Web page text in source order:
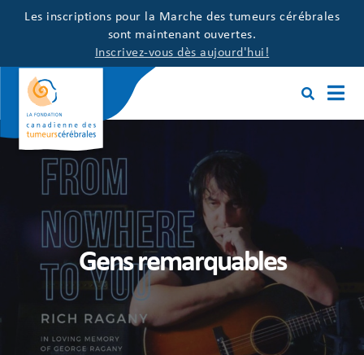
Les inscriptions pour la Marche des tumeurs cérébrales
sont maintenant ouvertes.
Inscrivez-vous dès aujourd'hui!
Gens remarquables